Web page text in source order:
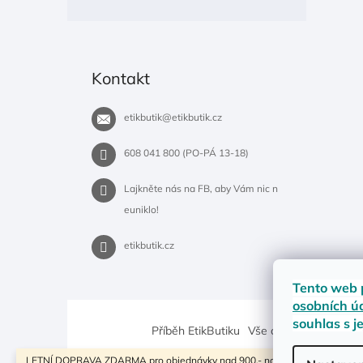
Tento web
osobních
souhlas s
LETNÍ DOPRAVA ZDARMA pro objednávky nad 900,- na pobočky Zásilkovny.
Kontakt
etikbutik@etikbutik.cz
608 041 800 (PO-PÁ 13-18)
Lajkněte nás na FB, aby Vám nic n
euniklo!
etikbutik.cz
Příběh EtikButiku Vše o nákupu